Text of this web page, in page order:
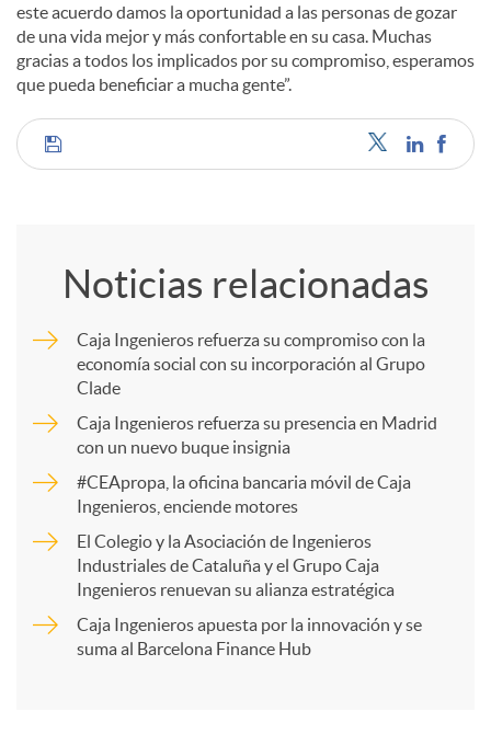
este acuerdo damos la oportunidad a las personas de gozar
de una vida mejor y más confortable en su casa. Muchas
gracias a todos los implicados por su compromiso, esperamos
que pueda beneficiar a mucha gente”.
C
m
r
Noticias relacionadas
Caja Ingenieros refuerza su compromiso con la
economía social con su incorporación al Grupo
Clade
Caja Ingenieros refuerza su presencia en Madrid
con un nuevo buque insignia
#CEApropa, la oficina bancaria móvil de Caja
Ingenieros, enciende motores
El Colegio y la Asociación de Ingenieros
Industriales de Cataluña y el Grupo Caja
Ingenieros renuevan su alianza estratégica
Caja Ingenieros apuesta por la innovación y se
suma al Barcelona Finance Hub